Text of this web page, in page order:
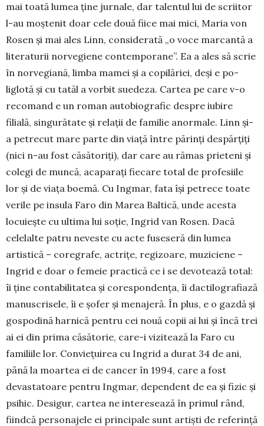
mai toată lumea ține jurnale, dar talentul lui de scri­­itor
l-au moș­te­nit doar cele do­uă fiice mai mici, Maria von
Ro­sen și mai ales Linn, con­si­derată „o vo­ce mar­cantă a
lite­raturii nor­vegiene con­tem­po­rane”. Ea a ales să scrie
în nor­vegiană, limba mamei și a copilăriei, deși e po­
liglotă și cu tatăl a vor­bit su­edeza. Cartea pe care v-o
reco­mand e un roman autobiografic despre iubire
filială, singurătate și relații de familie anormale. Linn și-
a petre­cut mare parte din viață între pă­rinți despărțiți
(nici n-au fost căsă­toriți), dar care au rămas prieteni și
colegi de mun­că, aca­parați fie­care total de pro­fesiile
lor și de viața boemă. Cu Ing­mar, fata își pe­trece toate
verile pe insula Faro din Ma­rea Baltică, un­de acesta
locu­ieș­te cu ultima lui soție, In­grid van Rosen. Dacă
celelalte pa­tru neveste cu acte fu­seseră din lumea
artistică – co­regra­fe, actrițe, regizoa­re, muziciene –
In­grid e doar o femeie prac­tică ce i se devotează total:
îi ține conta­bi­litatea și corespon­dența, îi dac­tilo­gra­fiază
manuscrisele, îi e șofer și menajeră. În plus, e o gaz­dă și
gospodină harnică pen­tru cei nouă copii ai lui și încă trei
ai ei din prima căsătorie, ca­re-i vizitează la Faro cu
familiile lor. Conviețuirea cu Ingrid a durat 34 de ani,
până la moartea ei de cancer în 1994, care a fost
devastatoare pentru Ingmar, dependent de ea și fizic și
psihic. Desigur, cartea ne interesează în primul rând,
fiindcă personajele ei principale sunt artiști de referință